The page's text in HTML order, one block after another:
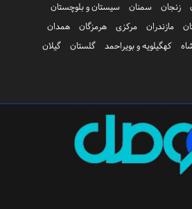
زنجان سمنان
سیستان و بلوچستان
مازندران مرکزی هرمزگان
همدان
کهگیلویه و بویراحمد گلستان
گیلان